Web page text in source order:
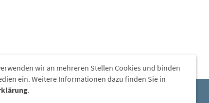
wir an mehreren Stellen Cookies und binden
ein. Weitere Informationen dazu finden Sie in
.